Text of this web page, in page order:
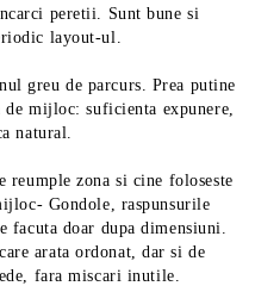
peretii. Sunt bune si
layout-ul.
greu de parcurs. Prea putine
mijloc: suficienta expunere,
natural.
reumple zona si cine foloseste
Gondole, raspunsurile
facuta doar dupa dimensiuni.
arata ordonat, dar si de
fara miscari inutile.